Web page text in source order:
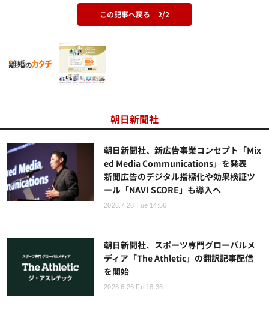
この記事へ戻る 2/2
朝日新聞社
朝日新聞社、新広告事業コンセプト「Mix
ed Media Communications」を発表
新聞広告のデジタル指標化や効果検証ツ
ール「NAVI SCORE」も導入へ
2026.7.28 Tue 14:56
朝日新聞社、スポーツ専門グローバルメ
ディア「The Athletic」の翻訳記事配信
を開始
2026.6.26 Fri 18:36